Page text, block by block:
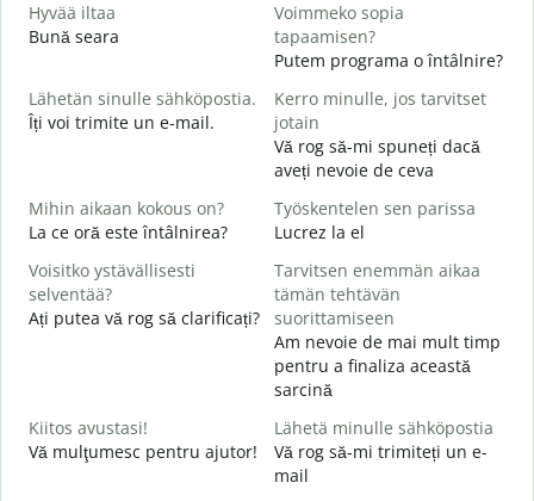
Hyvää iltaa
Bună seara
Voimmeko sopia
tapaamisen?
Putem programa o întâlnire?
Lähetän sinulle sähköpostia.
Îți voi trimite un e-mail.
Kerro minulle, jos tarvitset
jotain
Vă rog să-mi spuneți dacă
aveți nevoie de ceva
Mihin aikaan kokous on?
La ce oră este întâlnirea?
Työskentelen sen parissa
Lucrez la el
Voisitko ystävällisesti
selventää?
Ați putea vă rog să clarificați?
Tarvitsen enemmän aikaa
tämän tehtävän
suorittamiseen
Am nevoie de mai mult timp
pentru a finaliza această
sarcină
Kiitos avustasi!
Vă mulţumesc pentru ajutor!
Lähetä minulle sähköpostia
Vă rog să-mi trimiteți un e-
mail